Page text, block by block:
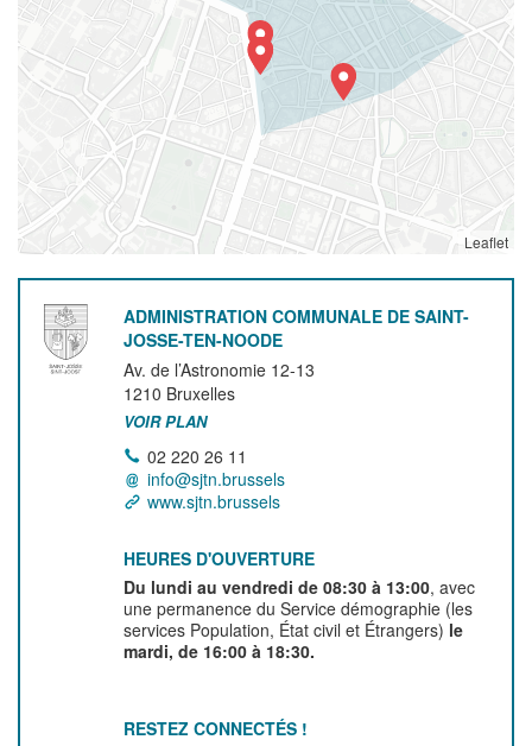
Leaflet
ADMINISTRATION COMMUNALE DE SAINT-
JOSSE-TEN-NOODE
Av. de l’Astronomie 12-13
1210 Bruxelles
VOIR PLAN
02 220 26 11
info@sjtn.brussels
www.sjtn.brussels
HEURES D'OUVERTURE
Du lundi au vendredi de 08:30 à 13:00, avec
une permanence du Service démographie (les
services Population, État civil et Étrangers) le
mardi, de 16:00 à 18:30.
RESTEZ CONNECTÉS !